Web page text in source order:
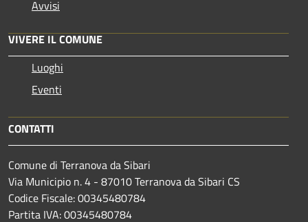
Avvisi
VIVERE IL COMUNE
Luoghi
Eventi
CONTATTI
Comune di Terranova da Sibari
Via Municipio n. 4 - 87010 Terranova da Sibari CS
Codice Fiscale: 00345480784
Partita IVA: 00345480784